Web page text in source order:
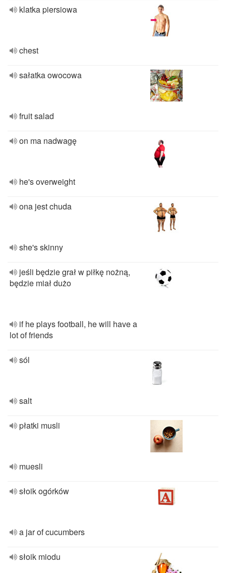
klatka piersiowa
chest
sałatka owocowa
fruit salad
on ma nadwagę
he's overweight
ona jest chuda
she's skinny
jeśli będzie grał w piłkę nożną,
będzie miał dużo
if he plays football, he will have a
lot of friends
sól
salt
płatki musli
muesli
słoik ogórków
a jar of cucumbers
słoik miodu